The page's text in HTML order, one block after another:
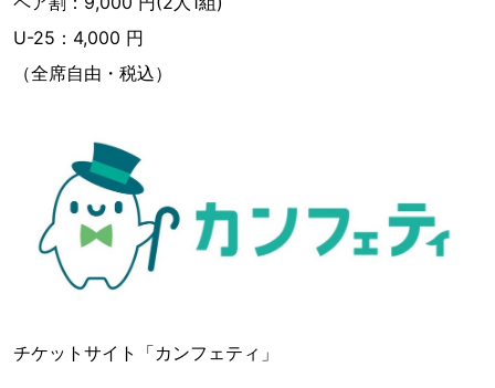
U-25：4,000 円
（全席自由・税込）
チケットサイト「カンフェティ」